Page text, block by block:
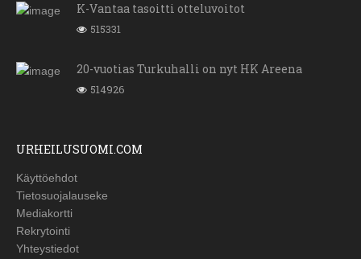
K-Vantaa tasoitti otteluvoitot
515331
20-vuotias Turkuhalli on nyt HK Areena
514926
URHEILUSUOMI.COM
Käyttöehdot
Tietosuojalauseke
Mediakortti
Rekrytointi
Yhteystiedot